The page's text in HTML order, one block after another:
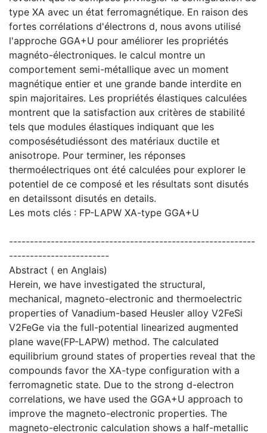
type XA avec un état ferromagnétique. En raison des
fortes corrélations d'électrons d, nous avons utilisé
l'approche GGA+U pour améliorer les propriétés
magnéto-électroniques. le calcul montre un
comportement semi-métallique avec un moment
magnétique entier et une grande bande interdite en
spin majoritaires. Les propriétés élastiques calculées
montrent que la satisfaction aux critères de stabilité
tels que modules élastiques indiquant que les
composésétudiéssont des matériaux ductile et
anisotrope. Pour terminer, les réponses
thermoélectriques ont été calculées pour explorer le
potentiel de ce composé et les résultats sont disutés
en detailssont disutés en details.
Les mots clés : FP-LAPW XA-type GGA+U
-----------------------------------------------------------
------------------------
Abstract ( en Anglais)
Herein, we have investigated the structural,
mechanical, magneto-electronic and thermoelectric
properties of Vanadium-based Heusler alloy V2FeSi
V2FeGe via the full-potential linearized augmented
plane wave(FP-LAPW) method. The calculated
equilibrium ground states of properties reveal that the
compounds favor the XA-type configuration with a
ferromagnetic state. Due to the strong d-electron
correlations, we have used the GGA+U approach to
improve the magneto-electronic properties. The
magneto-electronic calculation shows a half-metallic